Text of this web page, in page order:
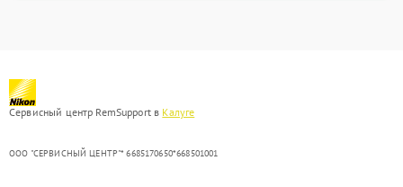
Сервисный центр RemSupport в Калуге
ООО "СЕРВИСНЫЙ ЦЕНТР"* 6685170650*668501001